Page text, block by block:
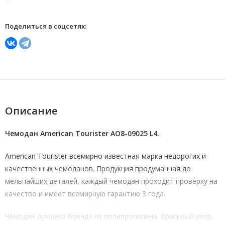
Поделиться в соцсетях:
Описание
Чемодан American Tourister AO8-09025 L4.
American Tourister всемирно известная марка недорогих и
качественных чемоданов. Продукция продуманная до
мельчайших деталей, каждый чемодан проходит проверку на
качество и имеет всемирную гарантию 3 года.
Чемодан лучшего бренда из полипропилена. Красивый узор,